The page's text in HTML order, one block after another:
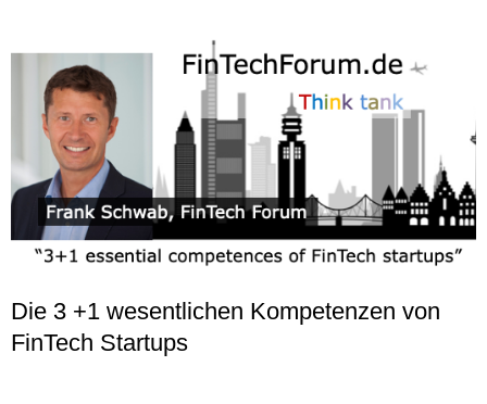
Die 3 +1 wesentlichen Kompetenzen von
FinTech Startups